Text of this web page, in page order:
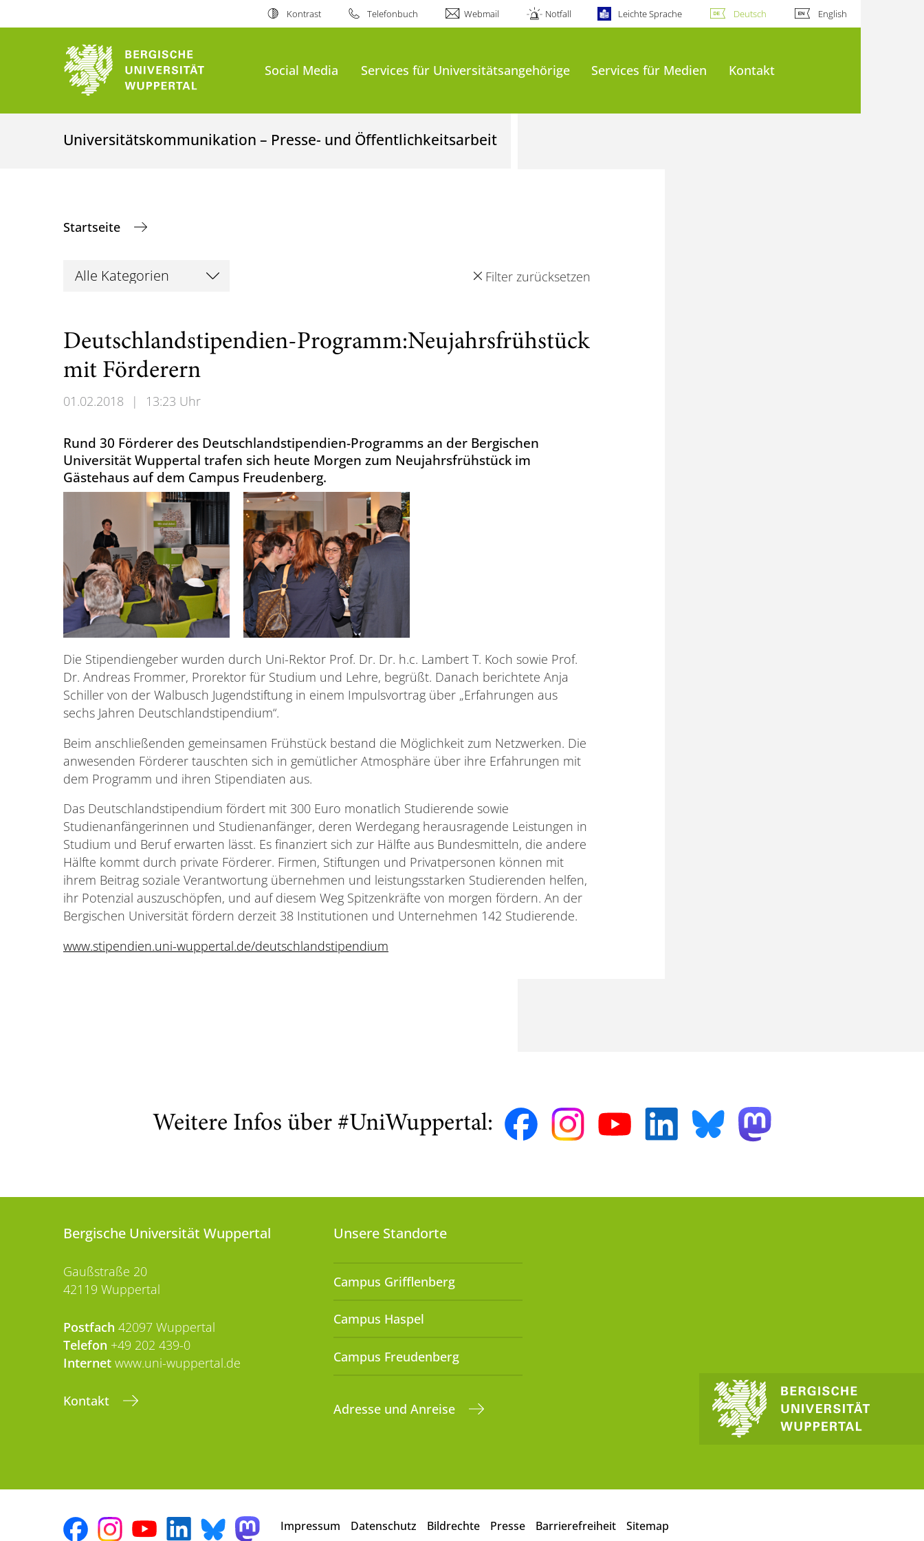
Kontrast Telefonbuch Webmail Notfall Leichte Sprache Deutsch English
Social Media Services für Universitätsangehörige Services für Medien Kontakt
Universitätskommunikation – Presse- und Öffentlichkeitsarbeit
Startseite
Filter zurücksetzen
Deutschlandstipendien-Programm:Neujahrsfrühstück
mit Förderern
01.02.2018 | 13:23 Uhr
Rund 30 Förderer des Deutschlandstipendien-Programms an der Bergischen
Universität Wuppertal trafen sich heute Morgen zum Neujahrsfrühstück im
Gästehaus auf dem Campus Freudenberg.
Die Stipendiengeber wurden durch Uni-Rektor Prof. Dr. Dr. h.c. Lambert T. Koch sowie Prof.
Dr. Andreas Frommer, Prorektor für Studium und Lehre, begrüßt. Danach berichtete Anja
Schiller von der Walbusch Jugendstiftung in einem Impulsvortrag über „Erfahrungen aus
sechs Jahren Deutschlandstipendium“.
Beim anschließenden gemeinsamen Frühstück bestand die Möglichkeit zum Netzwerken. Die
anwesenden Förderer tauschten sich in gemütlicher Atmosphäre über ihre Erfahrungen mit
dem Programm und ihren Stipendiaten aus.
Das Deutschlandstipendium fördert mit 300 Euro monatlich Studierende sowie
Studienanfängerinnen und Studienanfänger, deren Werdegang herausragende Leistungen in
Studium und Beruf erwarten lässt. Es finanziert sich zur Hälfte aus Bundesmitteln, die andere
Hälfte kommt durch private Förderer. Firmen, Stiftungen und Privatpersonen können mit
ihrem Beitrag soziale Verantwortung übernehmen und leistungsstarken Studierenden helfen,
ihr Potenzial auszuschöpfen, und auf diesem Weg Spitzenkräfte von morgen fördern. An der
Bergischen Universität fördern derzeit 38 Institutionen und Unternehmen 142 Studierende.
www.stipendien.uni-wuppertal.de/deutschlandstipendium
Weitere Infos über #UniWuppertal:
Bergische Universität Wuppertal
Gaußstraße 20
42119 Wuppertal
Postfach 42097 Wuppertal
Telefon +49 202 439-0
Internet www.uni-wuppertal.de
Kontakt
Unsere Standorte
Campus Grifflenberg
Campus Haspel
Campus Freudenberg
Adresse und Anreise
Impressum Datenschutz Bildrechte Presse Barrierefreiheit Sitemap